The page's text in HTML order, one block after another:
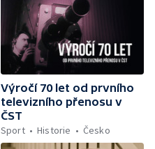
Výročí 70 let od prvního
televizního přenosu v
ČST
Sport
Historie Česko